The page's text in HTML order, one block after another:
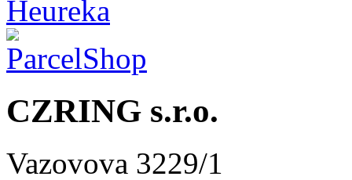
CZRING s.r.o.
Vazovova 3229/1